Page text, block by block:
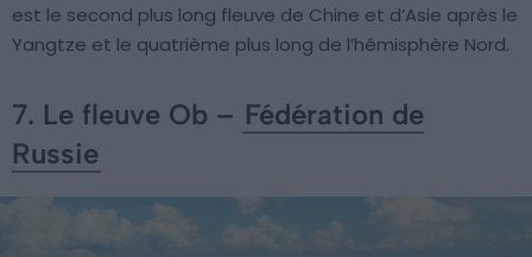
est le second plus long fleuve de Chine et d’Asie après le
Yangtze et le quatrième plus long de l’hémisphère Nord.
7. Le fleuve Ob – Fédération de
Russie